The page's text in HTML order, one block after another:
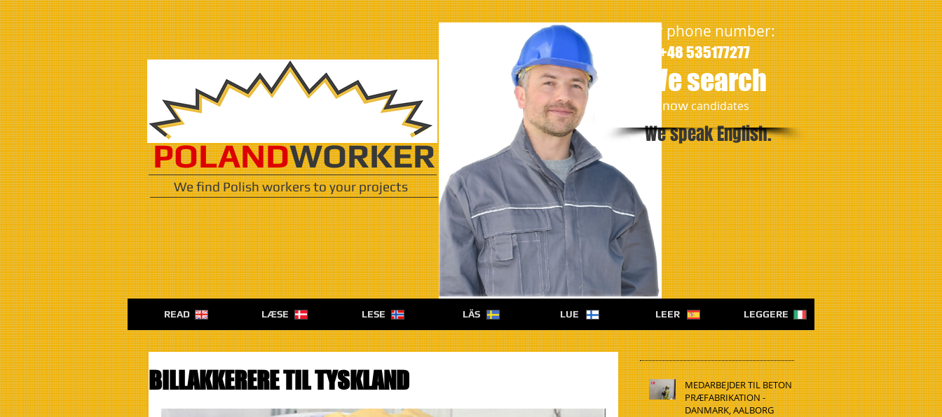
POLANDWORKER
We find Polish workersto your projects
We speak English.
READ LÆSE LESE LÄS LUE LEER LEGGERE
BILLAKKERERE TIL TYSKLAND
MEDARBEJDER TIL BETON
PRÆFABRIKATION -
DANMARK, AALBORG
Our phone number:
+48 535177277
We search
​nowcandidates